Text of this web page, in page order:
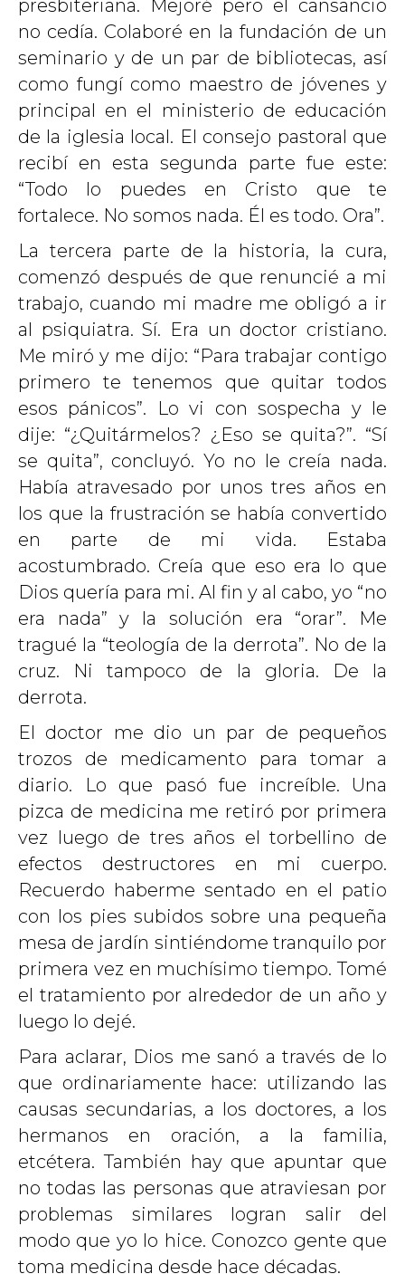
presbiteriana. Mejoré pero el cansancio
no cedía. Colaboré en la fundación de un
seminario y de un par de bibliotecas, así
como fungí como maestro de jóvenes y
principal en el ministerio de educación
de la iglesia local. El consejo pastoral que
recibí en esta segunda parte fue este:
“Todo lo puedes en Cristo que te
fortalece. No somos nada. Él es todo. Ora”.
La tercera parte de la historia, la cura,
comenzó después de que renuncié a mi
trabajo, cuando mi madre me obligó a ir
al psiquiatra. Sí. Era un doctor cristiano.
Me miró y me dijo: “Para trabajar contigo
primero te tenemos que quitar todos
esos pánicos”. Lo vi con sospecha y le
dije: “¿Quitármelos? ¿Eso se quita?”. “Sí
se quita”, concluyó. Yo no le creía nada.
Había atravesado por unos tres años en
los que la frustración se había convertido
en parte de mi vida. Estaba
acostumbrado. Creía que eso era lo que
Dios quería para mi. Al fin y al cabo, yo “no
era nada” y la solución era “orar”. Me
tragué la “teología de la derrota”. No de la
cruz. Ni tampoco de la gloria. De la
derrota.
El doctor me dio un par de pequeños
trozos de medicamento para tomar a
diario. Lo que pasó fue increíble. Una
pizca de medicina me retiró por primera
vez luego de tres años el torbellino de
efectos destructores en mi cuerpo.
Recuerdo haberme sentado en el patio
con los pies subidos sobre una pequeña
mesa de jardín sintiéndome tranquilo por
primera vez en muchísimo tiempo. Tomé
el tratamiento por alrededor de un año y
luego lo dejé.
Para aclarar, Dios me sanó a través de lo
que ordinariamente hace: utilizando las
causas secundarias, a los doctores, a los
hermanos en oración, a la familia,
etcétera. También hay que apuntar que
no todas las personas que atraviesan por
problemas similares logran salir del
modo que yo lo hice. Conozco gente que
toma medicina desde hace décadas.